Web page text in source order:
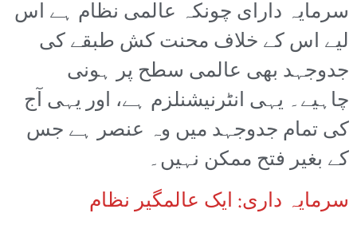
سرمایہ دارای چونکہ عالمی نظام ہے اس
لیے اس کے خلاف محنت کش طبقے کی
جدوجہد بھی عالمی سطح پر ہونی
چاہیے۔ یہی انٹرنیشنلزم ہے، اور یہی آج
کی تمام جدوجہد میں وہ عنصر ہے جس
کے بغیر فتح ممکن نہیں۔
سرمایہ داری: ایک عالمگیر نظام